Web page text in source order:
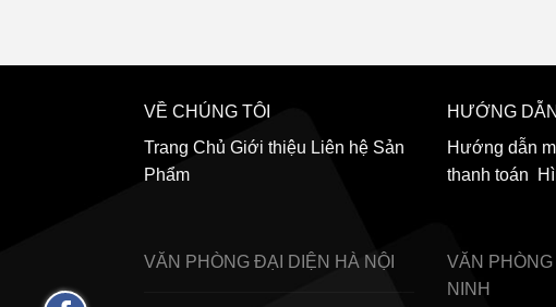
VỀ CHÚNG TÔI
Trang Chủ Giới thiệu Liên hệ Sản
Phẩm
HƯỚNG DẪN
Hướng dẫn
thanh toán
VĂN PHÒNG ĐẠI DIỆN HÀ NỘI VĂN
NINH